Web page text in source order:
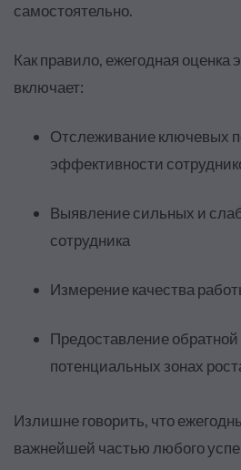
самостоятельно.
Как правило, ежегодная оценка
включает:
Отслеживание ключевых
эффективности
Выявление сильных и
сотрудника
Измерение качества
Предоставление обратной
потенциальных зонах
Излишне говорить, что
важнейшей частью любого